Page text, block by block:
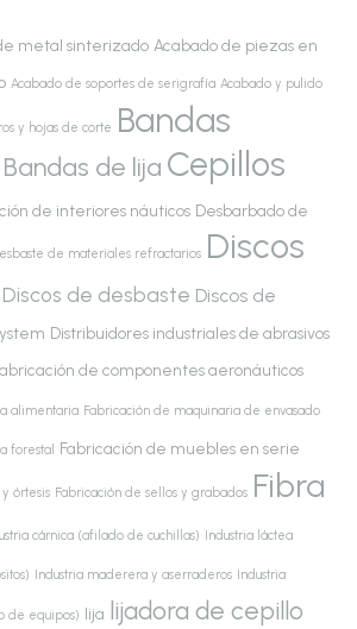
metal sinterizado Acabado de piezas en
Acabado de soportes de serigrafía Acabado y pulido
y hojas de corte Bandas
Bandas de lija Cepillos
de interiores náuticos Desbarbado de
de materiales refractarios Discos
Discos de desbaste Discos de
Distribuidores industriales de abrasivos
de componentes aeronáuticos
alimentaria Fabricación de maquinaria de envasado
forestal Fabricación de muebles en serie
órtesis Fabricación de sellos y grabados Fibra
cárnica (afilado de cuchillas) Industria láctea
Industria maderera y aserraderos Industria
de equipos) lija lijadora de cepillo